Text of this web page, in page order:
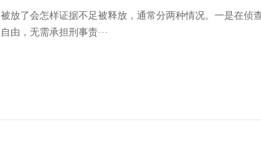
放了会怎样证据不足被释放，通常分两种情况。一是在侦
由，无需承担刑事责···